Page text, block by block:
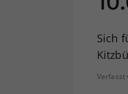
Sich
Verfasst